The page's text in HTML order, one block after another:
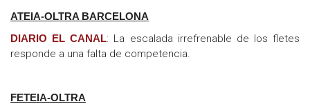
ATEIA-OLTRA BARCELONA
DIARIO EL CANAL: La escalada irrefrenable de los fletes
responde a una falta de competencia.
FETEIA-OLTRA